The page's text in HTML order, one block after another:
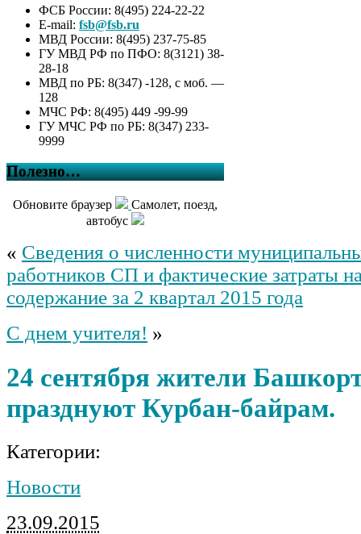
ФСБ России: 8(495) 224-22-22
E-mail: fsb@fsb.ru
МВД России: 8(495) 237-75-85
ГУ МВД РФ по ПФО: 8(3121) 38-
28-18
МВД по РБ: 8(347) -128, с моб. —
128
МЧС РФ: 8(495) 449 -99-99
ГУ МЧС РФ по РБ: 8(347) 233-
9999
Полезно…
Обновите браузер
Самолет, поезд,
автобус
« Сведения о численности
работников СП и фактические затраты
содержание за 2 квартал 2015 года
С днем учителя! »
24 сентября жители
празднуют Курбан-байрам.
Категории:
Новости
23.09.2015